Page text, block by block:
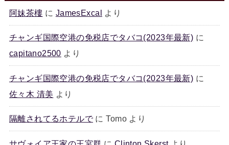
阿妹茶樓 に JamesExcal より
チャンギ国際空港の免税店でタバコ(2023年最新) に
capitano2500 より
チャンギ国際空港の免税店でタバコ(2023年最新) に
佐々木 清美 より
隔離されてるホテルでにTomoより